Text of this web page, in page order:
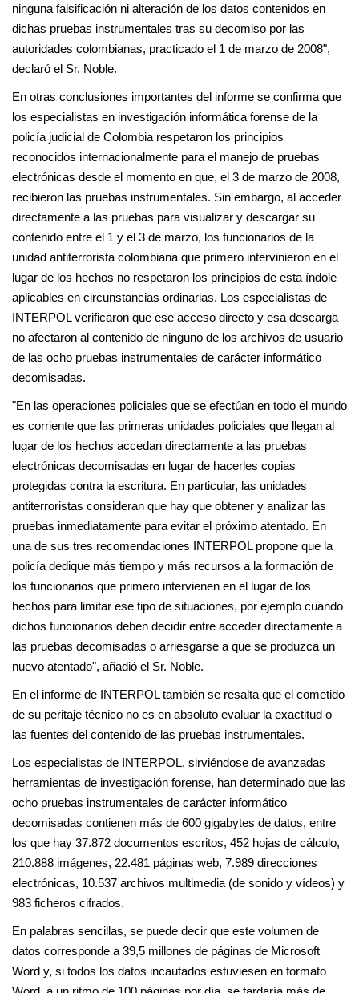
ninguna falsificación ni alteración de los datos contenidos en
dichas pruebas instrumentales tras su decomiso por las
autoridades colombianas, practicado el 1 de marzo de 2008",
declaró el Sr. Noble.
En otras conclusiones importantes del informe se confirma que
los especialistas en investigación informática forense de la
policía judicial de Colombia respetaron los principios
reconocidos internacionalmente para el manejo de pruebas
electrónicas desde el momento en que, el 3 de marzo de 2008,
recibieron las pruebas instrumentales. Sin embargo, al acceder
directamente a las pruebas para visualizar y descargar su
contenido entre el 1 y el 3 de marzo, los funcionarios de la
unidad antiterrorista colombiana que primero intervinieron en el
lugar de los hechos no respetaron los principios de esta índole
aplicables en circunstancias ordinarias. Los especialistas de
INTERPOL verificaron que ese acceso directo y esa descarga
no afectaron al contenido de ninguno de los archivos de usuario
de las ocho pruebas instrumentales de carácter informático
decomisadas.
"En las operaciones policiales que se efectúan en todo el mundo
es corriente que las primeras unidades policiales que llegan al
lugar de los hechos accedan directamente a las pruebas
electrónicas decomisadas en lugar de hacerles copias
protegidas contra la escritura. En particular, las unidades
antiterroristas consideran que hay que obtener y analizar las
pruebas inmediatamente para evitar el próximo atentado. En
una de sus tres recomendaciones INTERPOL propone que la
policía dedique más tiempo y más recursos a la formación de
los funcionarios que primero intervienen en el lugar de los
hechos para limitar ese tipo de situaciones, por ejemplo cuando
dichos funcionarios deben decidir entre acceder directamente a
las pruebas decomisadas o arriesgarse a que se produzca un
nuevo atentado", añadió el Sr. Noble.
En el informe de INTERPOL también se resalta que el cometido
de su peritaje técnico no es en absoluto evaluar la exactitud o
las fuentes del contenido de las pruebas instrumentales.
Los especialistas de INTERPOL, sirviéndose de avanzadas
herramientas de investigación forense, han determinado que las
ocho pruebas instrumentales de carácter informático
decomisadas contienen más de 600 gigabytes de datos, entre
los que hay 37.872 documentos escritos, 452 hojas de cálculo,
210.888 imágenes, 22.481 páginas web, 7.989 direcciones
electrónicas, 10.537 archivos multimedia (de sonido y vídeos) y
983 ficheros cifrados.
En palabras sencillas, se puede decir que este volumen de
datos corresponde a 39,5 millones de páginas de Microsoft
Word y, si todos los datos incautados estuviesen en formato